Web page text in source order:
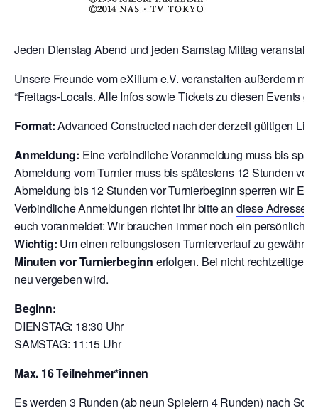
Jeden Dienstag Abend und jeden Samstag Mittag
Unsere Freunde vom eXilium e.V. veranstalten außerdem
“Freitags-Locals. Alle Infos sowie Tickets zu diesen Events
Format:Advanced Constructed nach der derzeit gültigen
Anmeldung: Eine verbindliche Voranmeldung muss bis
Abmeldung vom Turnier muss bis spätestens 12 Stunden
Abmeldung bis 12 Stunden vor Turnierbeginn sperren wir
Verbindliche Anmeldungen richtet Ihr bitte an diese Adresse
euch voranmeldet: Wir brauchen immer noch ein
Wichtig: Um einen reibungslosen Turnierverlauf zu
Minuten vor Turnierbeginn erfolgen. Bei nicht
neu vergeben wird.
Beginn:
DIENSTAG: 18:30 Uhr
SAMSTAG: 11:15 Uhr
Max. 16 Teilnehmer*innen
Es werden 3 Runden (ab neun Spielern 4 Runden) nach